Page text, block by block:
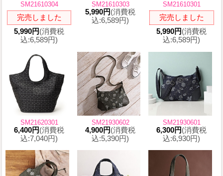
SM21610304
完売しました
5,990円(消費税
込:6,589円)
SM21610303
5,990円(消費税
込:6,589円)
SM21610301
完売しました
5,990円(消費税
込:6,589円)
SM21620301
6,400円(消費税
込:7,040円)
SM21930602
4,900円(消費税
込:5,390円)
SM21930601
6,300円(消費税
込:6,930円)